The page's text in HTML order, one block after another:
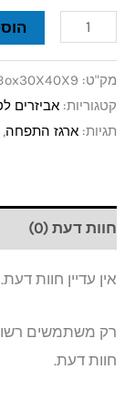
מק"ט:
קטגוריות: אביזרים
תגיות: ארגז התפחה,
חוות דעת (0)
אין עדיין חוות דעת.
רק משתמשים
חוות דעת.